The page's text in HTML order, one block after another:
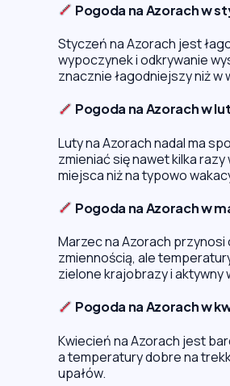
Pogoda na Azorach w
Styczeń na Azorach jest
wypoczynek i odkrywanie
znacznie łagodniejszy niż w
Pogoda na Azorach w
Luty na Azorach nadal ma
zmieniać się nawet kilka
miejsca niż na typowo
Pogoda na Azorach w
Marzec na Azorach przynosi
zmiennością, ale
zielone krajobrazy i aktywny
Pogoda na Azorach w
Kwiecień na Azorach jest
a temperatury dobre na
upałów.